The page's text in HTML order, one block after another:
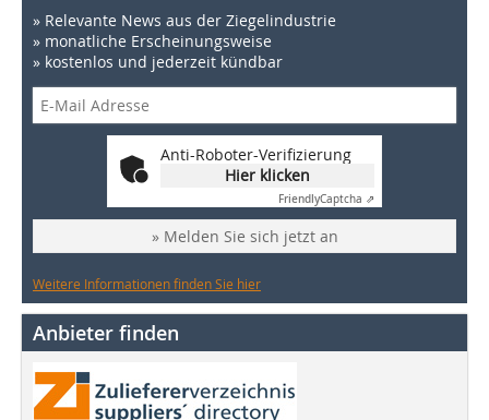
» Relevante News aus der Ziegelindustrie
» monatliche Erscheinungsweise
» kostenlos und jederzeit kündbar
Anti-Roboter-Verifizierung
Hier klicken
FriendlyCaptcha ⇗
» Melden Sie sich jetzt an
Weitere Informationen finden Sie hier
Anbieter finden